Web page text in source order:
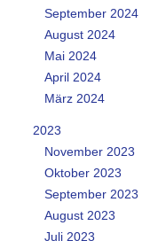
September 2024
August 2024
Mai 2024
April 2024
März 2024
2023
November 2023
Oktober 2023
September 2023
August 2023
Juli 2023